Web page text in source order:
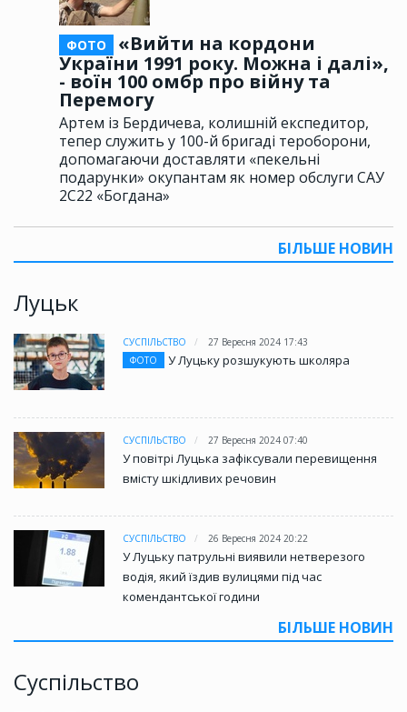
ФОТО
«Вийти на кордони
України 1991 року. Можна і далі»,
- воїн 100 омбр про війну та
Перемогу
Артем із Бердичева, колишній експедитор,
тепер служить у 100-й бригаді тероборони,
допомагаючи доставляти «пекельні
подарунки» окупантам як номер обслуги САУ
2С22 «Богдана»
БІЛЬШЕ НОВИН
Луцьк
СУСПІЛЬСТВО
27 Вересня 2024 17:43
ФОТО
У Луцьку розшукують школяра
СУСПІЛЬСТВО 27 Вересня 2024 07:40
У повітрі Луцька зафіксували перевищення
вмісту шкідливих речовин
СУСПІЛЬСТВО 26 Вересня 2024 20:22
У Луцьку патрульні виявили нетверезого
водія, який їздив вулицями під час
комендантської години
БІЛЬШЕ НОВИН
Суспільство